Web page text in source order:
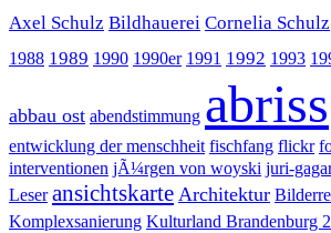
Axel Schulz Bildhauerei Cornelia Schulz
1988 1989 1990 1990er 1991 1992 1993
abbau ost abendstimmung abriss
entwicklung der menschheit fischfang flickr
interventionen jÃ¼rgen von woyski juri-
Leser ansichtskarte Architektur
Komplexsanierung Kulturland Brandenburg